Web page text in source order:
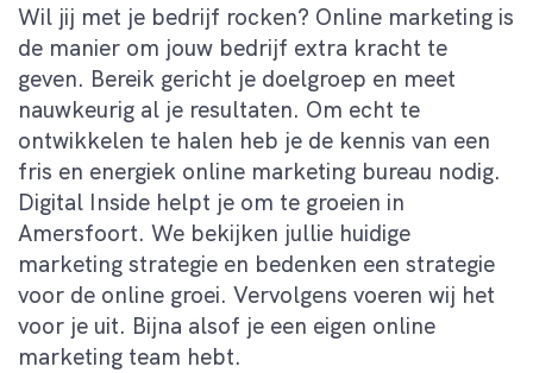
Wil jij met je bedrijf rocken? Online marketing is
de manier om jouw bedrijf extra kracht te
geven. Bereik gericht je doelgroep en meet
nauwkeurig al je resultaten. Om echt te
ontwikkelen te halen heb je de kennis van een
fris en energiek online marketing bureau nodig.
Digital Inside helpt je om te groeien in
Amersfoort. We bekijken jullie huidige
marketing strategie en bedenken een strategie
voor de online groei. Vervolgens voeren wij het
voor je uit. Bijna alsof je een eigen online
marketing team hebt.